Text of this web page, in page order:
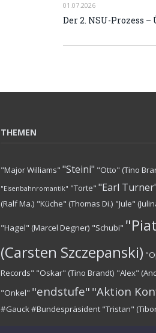
01.07.2026
Der 2. NSU-Prozess
THEMEN
"Major Williams" "Steini" "Otto" (Tino
"Eisenbahnromantik" "Torte" "Earl
(Ralf Ma.) "Küche" (Thomas Di.) "Jule"
"Hagel" (Marcel Degner) "Schubi"
(Carsten Szczepanski)
Records" "Oskar" (Tino Brandt) "Alex"
"Onkel" "endstufe" "Aktion
#Gauck #Bundespräsident "Tristan"